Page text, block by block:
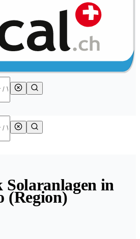
Solaranlagen in
(Region)